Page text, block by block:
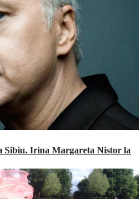
Sibiu. Irina Margareta Nistor la